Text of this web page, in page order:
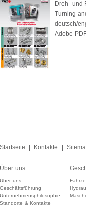
Dreh- und
Turning
deutsch/
Adobe
Startseite Kontakte
Über uns
Über uns
Geschäftsführung
Unternehmensphilosophie
Standorte & Kontakte